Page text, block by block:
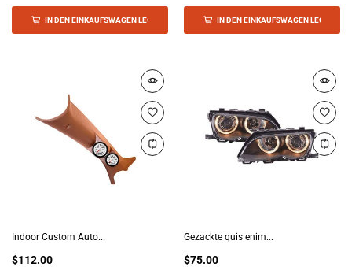
IN DEN EINKAUFSWAGEN LEGEN IN DEN EINKAUFSWAGEN LEGEN
Indoor Custom Auto...
$112.00
Gezackte quis enim...
$75.00